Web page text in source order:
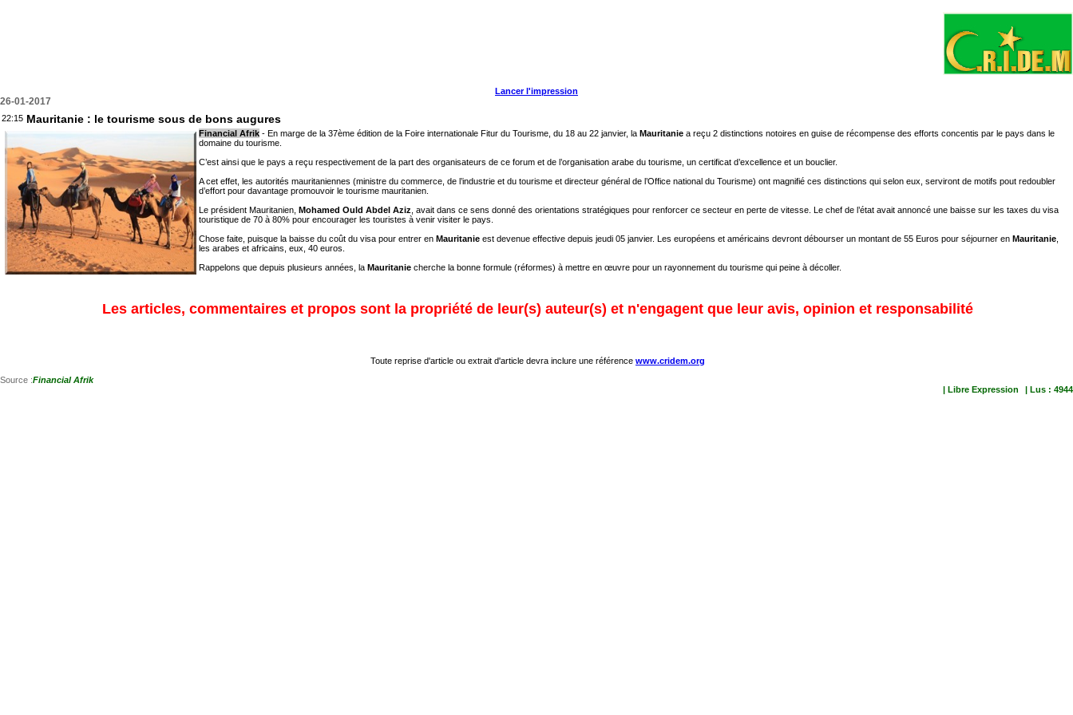
Lancer l'impression
26-01-2017
22:15 Mauritanie : le tourisme sous de bons augures
Financial Afrik - En marge de la 37ème édition de la Foire internationale Fitur du Tourisme, du 18 au 22 janvier, la Mauritanie a reçu 2 distinctions notoires en guise de récompense des efforts concentis par le pays dans le
domaine du tourisme.
C’est ainsi que le pays a reçu respectivement de la part des organisateurs de ce forum et de l’organisation arabe du tourisme, un certificat d’excellence et un bouclier.
A cet effet, les autorités mauritaniennes (ministre du commerce, de l’industrie et du tourisme et directeur général de l’Office national du Tourisme) ont magnifié ces distinctions qui selon eux, serviront de motifs pout redoubler
d’effort pour davantage promouvoir le tourisme mauritanien.
Le président Mauritanien, Mohamed Ould Abdel Aziz, avait dans ce sens donné des orientations stratégiques pour renforcer ce secteur en perte de vitesse. Le chef de l’état avait annoncé une baisse sur les taxes du visa
touristique de 70 à 80% pour encourager les touristes à venir visiter le pays.
Chose faite, puisque la baisse du coût du visa pour entrer en Mauritanie est devenue effective depuis jeudi 05 janvier. Les européens et américains devront débourser un montant de 55 Euros pour séjourner en Mauritanie,
les arabes et africains, eux, 40 euros.
Rappelons que depuis plusieurs années, la Mauritanie cherche la bonne formule (réformes) à mettre en œuvre pour un rayonnement du tourisme qui peine à décoller.
Les articles, commentaires et propos sont la propriété de leur(s) auteur(s) et n'engagent que leur avis, opinion et responsabilité
Toute reprise d'article ou extrait d'article devra inclure une référence www.cridem.org
Source :Financial Afrik
| Libre Expression
| Lus : 4944